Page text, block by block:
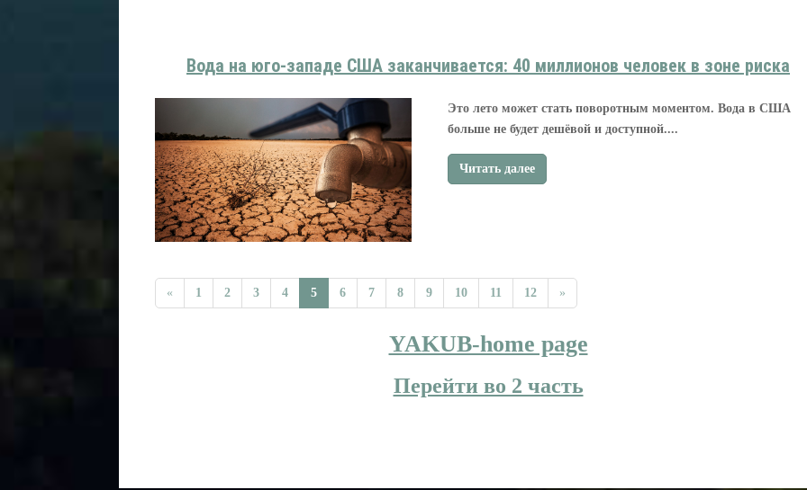
Вода на юго-западе США заканчивается: 40 миллионов человек в зоне риска
Это лето может стать поворотным моментом. Вода в США
больше не будет дешёвой и доступной....
Читать далее
« 1 2 3 4 5 6 7 8 9 10 11 12 »
YAKUB-home page
Перейти во 2 часть